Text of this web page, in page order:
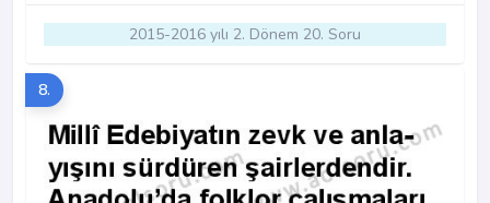
2015-2016 yılı 2. Dönem 20. Soru
8.